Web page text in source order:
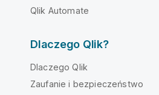
Qlik Automate
Dlaczego Qlik?
Dlaczego Qlik
Zaufanie i bezpieczeństwo